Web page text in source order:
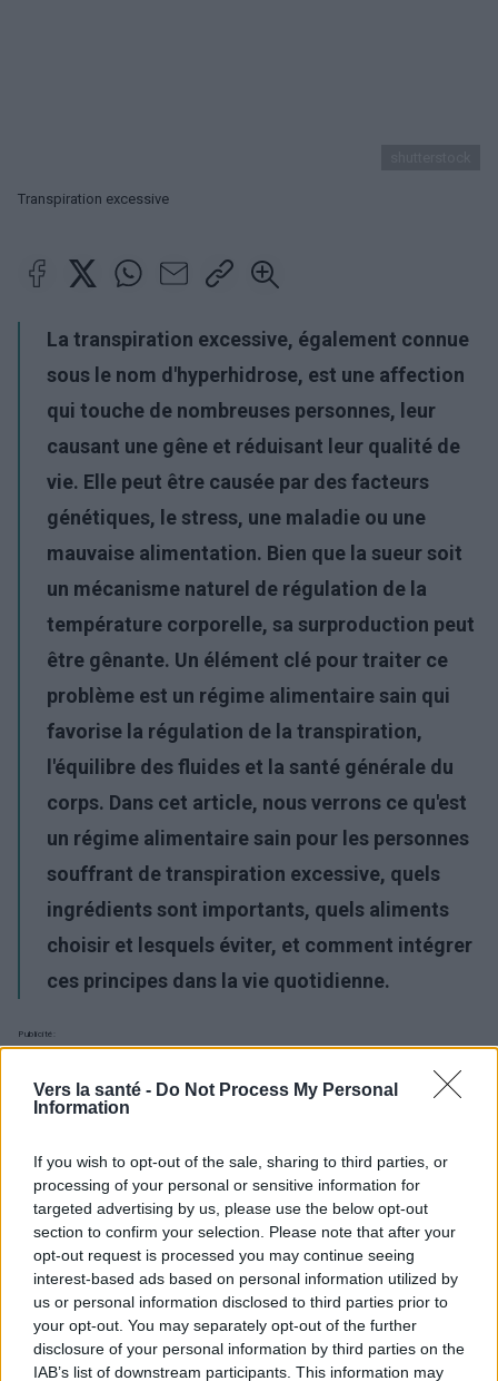
Vers la santé - Do Not Process My Personal
Information
If you wish to opt-out of the sale, sharing to third parties, or
processing of your personal or sensitive information for
targeted advertising by us, please use the below opt-out
section to confirm your selection. Please note that after your
opt-out request is processed you may continue seeing
interest-based ads based on personal information utilized by
us or personal information disclosed to third parties prior to
your opt-out. You may separately opt-out of the further
disclosure of your personal information by third parties on the
IAB’s list of downstream participants. This information may
Transpiration excessive
La transpiration excessive, également connue
sous le nom d'hyperhidrose, est une affection
qui touche de nombreuses personnes, leur
causant une gêne et réduisant leur qualité de
vie. Elle peut être causée par des facteurs
génétiques, le stress, une maladie ou une
mauvaise alimentation. Bien que la sueur soit
un mécanisme naturel de régulation de la
température corporelle, sa surproduction peut
être gênante. Un élément clé pour traiter ce
problème est un régime alimentaire sain qui
favorise la régulation de la transpiration,
l'équilibre des fluides et la santé générale du
corps. Dans cet article, nous verrons ce qu'est
un régime alimentaire sain pour les personnes
souffrant de transpiration excessive, quels
ingrédients sont importants, quels aliments
choisir et lesquels éviter, et comment intégrer
ces principes dans la vie quotidienne.
Publicité: